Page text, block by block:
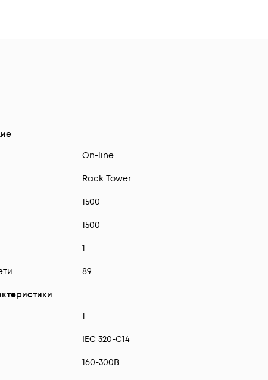
On-line
Rack Tower
1500
1500
1
89
1
IEC 320-C14
160-300В